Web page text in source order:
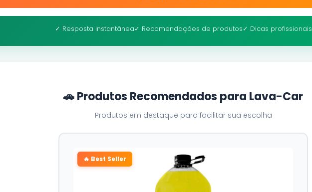
✓ Resposta instantânea✓ Recomendações de produtos✓ Dicas profissionais
🚗 Produtos Recomendados para Lava-Car
Produtos em destaque para facilitar sua escolha
🔥 Best Seller